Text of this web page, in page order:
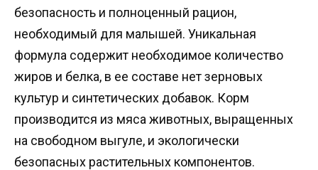
безопасность и полноценный рацион,
необходимый для малышей. Уникальная
формула содержит необходимое количество
жиров и белка, в ее составе нет зерновых
культур и синтетических добавок. Корм
производится из мяса животных, выращенных
на свободном выгуле, и экологически
безопасных растительных компонентов.